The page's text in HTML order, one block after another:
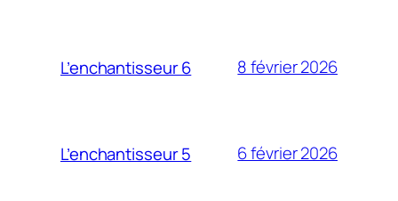
L’enchantisseur 6 8 février 2026
L’enchantisseur 5 6 février 2026